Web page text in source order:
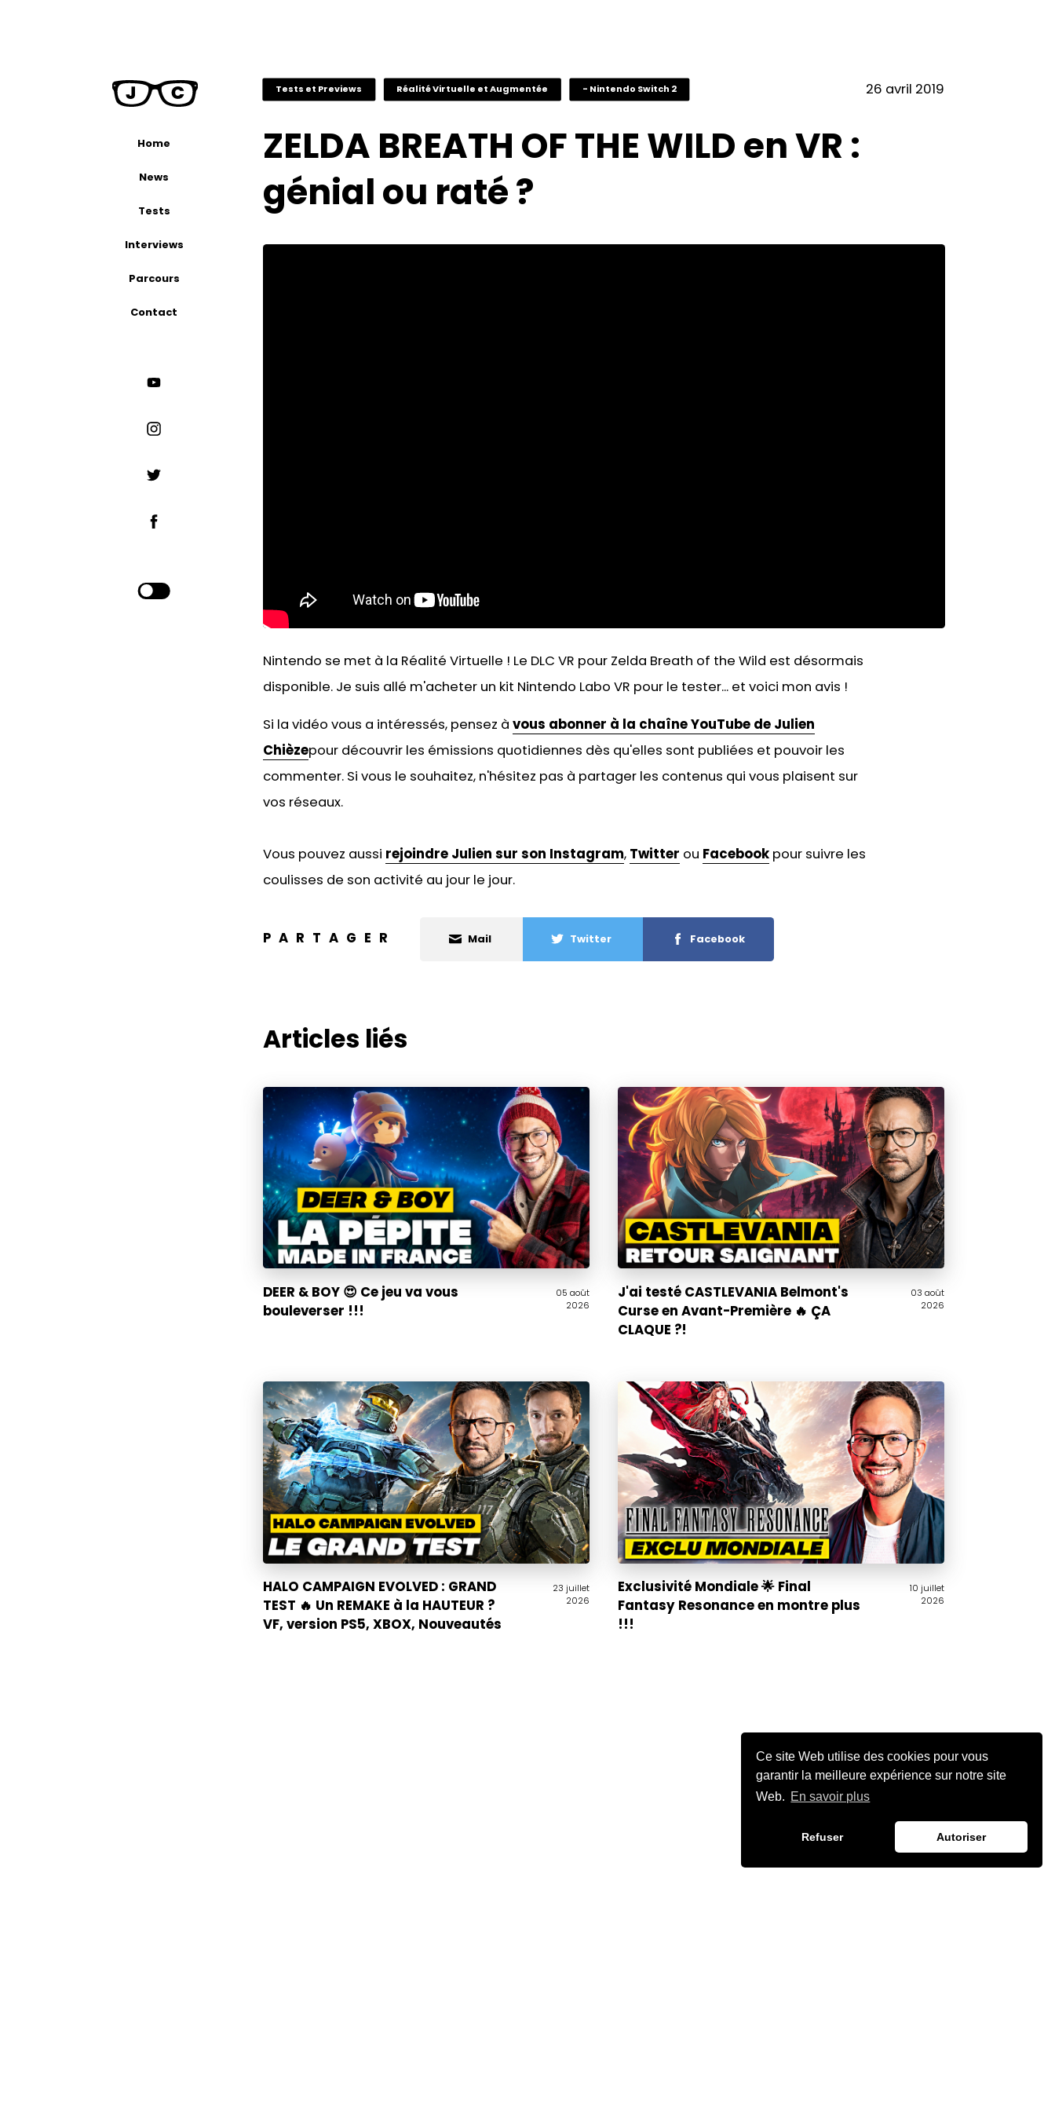
Ce site Web utilise des cookies pour vous
garantir la meilleure expérience sur notre site
Web. En savoir plus
Refuser Autoriser
Home
News
Tests
Interviews
Parcours
Contact
26 avril 2019
Tests et Previews Réalité Virtuelle et Augmentée - Nintendo Switch 2
ZELDA BREATH OF THE WILD en VR :
génial ou raté ?
Nintendo se met à la Réalité Virtuelle ! Le DLC VR pour Zelda Breath of the Wild est désormais
disponible. Je suis allé m'acheter un kit Nintendo Labo VR pour le tester... et voici mon avis !
Si la vidéo vous a intéressés, pensez à vous abonner à la chaîne YouTube de Julien
Chièzepour découvrir les émissions quotidiennes dès qu'elles sont publiées et pouvoir les
commenter. Si vous le souhaitez, n'hésitez pas à partager les contenus qui vous plaisent sur
vos réseaux.
Vous pouvez aussi rejoindre Julien sur son Instagram, Twitter ou Facebookpour suivre les
coulisses de son activité au jour le jour.
PARTAGER Mail Twitter Facebook
Articles liés
05 août
2026
DEER & BOY 😍 Ce jeu va vous
bouleverser !!!
03 août
2026
J'ai testé CASTLEVANIA Belmont's
Curse en Avant-Première 🔥 ÇA
CLAQUE ?!
23 juillet
2026
HALO CAMPAIGN EVOLVED : GRAND
TEST 🔥 Un REMAKE à la HAUTEUR ?
VF, version PS5, XBOX, Nouveautés
10 juillet
2026
Exclusivité Mondiale 🌟 Final
Fantasy Resonance en montre plus
!!!